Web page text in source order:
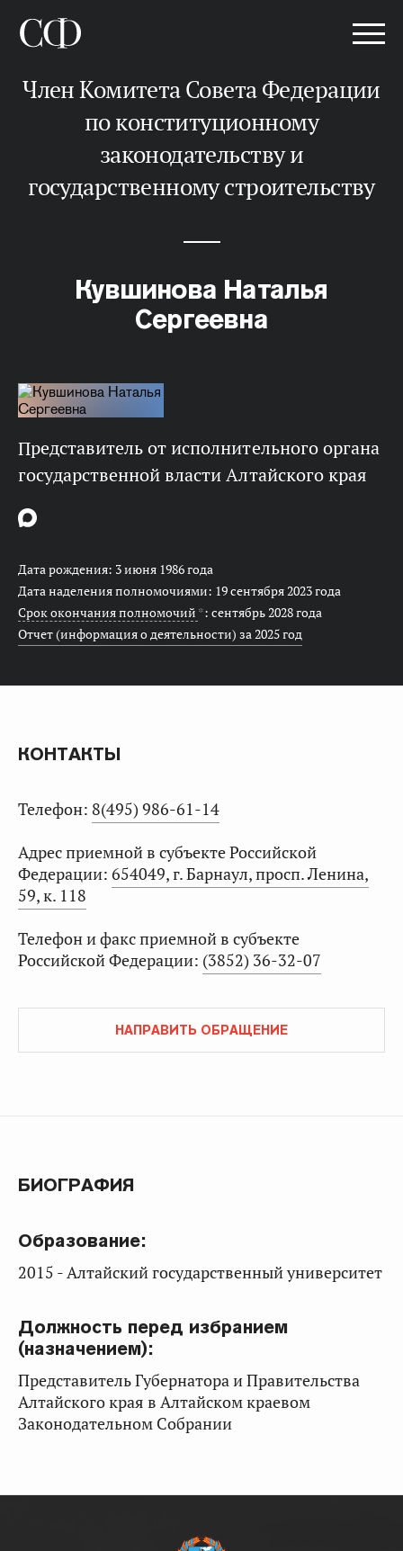
Член Комитета Совета Федерации
по конституционному
законодательству и
государственному строительству
Кувшинова Наталья
Сергеевна
представитель от исполнительного органа
государственной власти Алтайского края
Дата рождения: 3 июня 1986 года
Дата наделения полномочиями: 19 сентября 2023 года
Срок окончания полномочий *: сентябрь 2028 года
Отчет (информация о деятельности) за 2025 год
КОНТАКТЫ
Телефон: 8(495) 986-61-14
Адрес приемной в субъекте Российской
Федерации: 654049, г. Барнаул, просп. Ленина,
59, к. 118
Телефон и факс приемной в субъекте
Российской Федерации: (3852) 36-32-07
НАПРАВИТЬ ОБРАЩЕНИЕ
БИОГРАФИЯ
Образование:
2015 - Алтайский государственный университет
Должность перед избранием
(назначением):
Представитель Губернатора и Правительства
Алтайского края в Алтайском краевом
Законодательном Собрании